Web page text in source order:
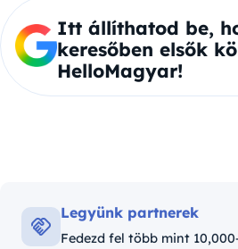
Itt állíthatod be,
keresőben elsők
HelloMagyar!
Legyünk partnerek
Fedezd fel több mint